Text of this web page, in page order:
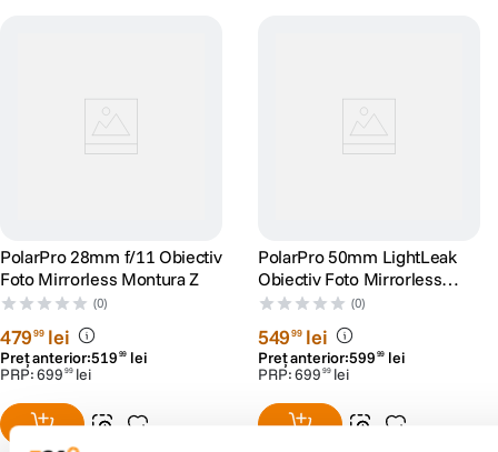
PolarPro 28mm f/11 Obiectiv
Foto Mirrorless Montura Z
(0)
47999 lei
Preț anterior:519 99 lei
PRP:699 99 lei
PolarPro 50mm LightLeak
Obiectiv Foto Mirrorless
Montura E
(0)
54999 lei
Preț anterior:599 99 lei
PRP:699 99 lei